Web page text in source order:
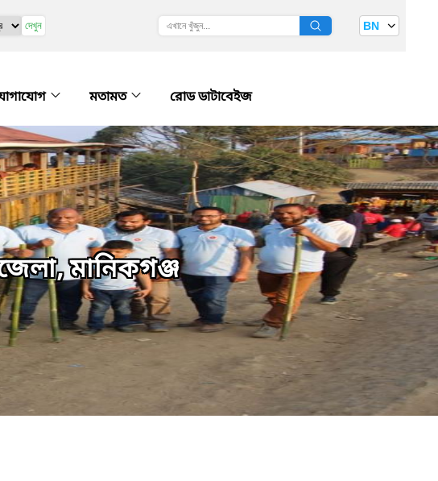
দেখুন BN
মতামত রোড ডাটাবেইজ
মানিকগঞ্জ